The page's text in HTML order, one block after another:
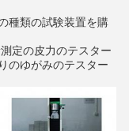
種類の試験装置を購
定の皮力のテスター
のゆがみのテスター